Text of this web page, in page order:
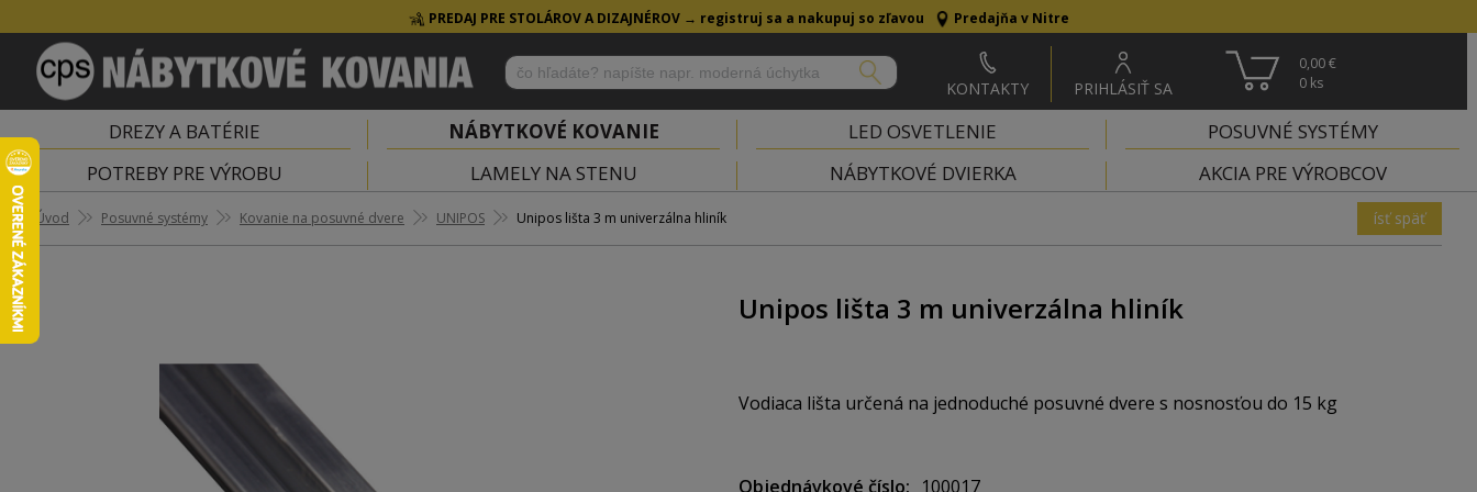
PREDAJ PRE STOLÁROV A DIZAJNÉROV → registruj sa a nakupuj so zľavou Predajňa v Nitre
KONTAKTY PRIHLÁSIŤ SA
0,00 €
0 ks
DREZY A BATÉRIE NÁBYTKOVÉ KOVANIE LED OSVETLENIE
POSUVNÉ SYSTÉMY
POTREBY PRE VÝROBU
LAMELY NA STENU NÁBYTKOVÉ DVIERKA AKCIA PRE VÝROBCOV
Úvod Posuvné systémy Kovanie na posuvné dvere UNIPOS Unipos lišta 3 m univerzálna hliník ísť späť
Unipos lišta 3 m univerzálna hliník
Vodiaca lišta určená na jednoduché posuvné dvere s nosnosťou do 15 kg
Vhodné na jednoduché posuvné dvierka na skrinky do kuchyne alebo kúpeľne
Objednávkové číslo 100017